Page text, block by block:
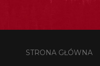
STRONA GŁÓWNA